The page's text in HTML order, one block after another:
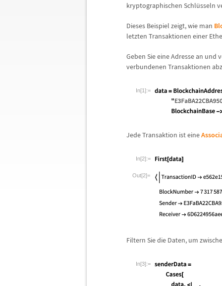
kryptographischen Schlüsseln
Dieses Beispiel zeigt, wie man
letzten Transaktionen einer
Geben Sie eine Adresse an und
verbundenen Transaktionen
In[1]:=
Jede Transaktion ist eine
In[2]:=
Out[2]=
Filtern Sie die Daten, um
In[3]:=